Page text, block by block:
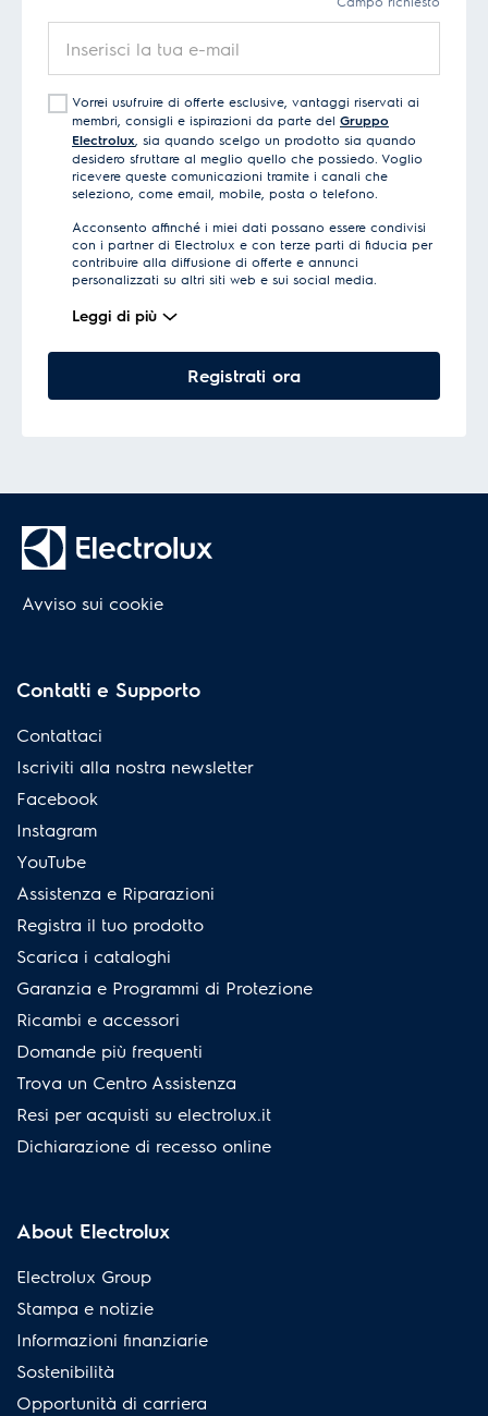
e-
mail
Vorrei usufruire di offerte esclusive, vantaggi riservati ai
membri, consigli e ispirazioni da parte del Gruppo
Electrolux , sia quando scelgo un prodotto sia quando
desidero sfruttare al meglio quello che possiedo. Voglio
ricevere queste comunicazioni tramite i canali che
seleziono, come email, mobile, posta o telefono.
Acconsento affinché i miei dati possano essere condivisi
con i partner di Electrolux e con terze parti di fiducia per
contribuire alla diffusione di offerte e annunci
personalizzati su altri siti web e sui social media.
Leggi di più
Registrati ora
Avviso sui cookie
Contatti e Supporto
Contattaci
Iscriviti alla nostra newsletter
Facebook
Instagram
YouTube
Assistenza e Riparazioni
Registra il tuo prodotto
Scarica i cataloghi
Garanzia e Programmi di Protezione
Ricambi e accessori
Domande più frequenti
Trova un Centro Assistenza
Resi per acquisti su electrolux.it
Dichiarazione di recesso online
About Electrolux
Electrolux Group
Stampa e notizie
Informazioni finanziarie
Sostenibilità
Opportunità di carriera